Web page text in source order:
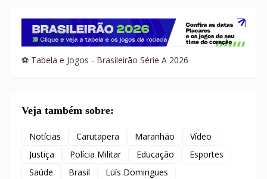
⚽ Tabela e Jogos - Brasileirão Série A 2026
Veja também sobre:
Notícias Carutapera Maranhão
Vídeo
Justiça
Polícia Militar Educação
Esportes
Saúde
Brasil
Luís Domingues